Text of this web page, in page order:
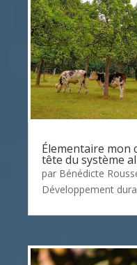
Élementaire mon
tête du système
par Bénédicte
Développement